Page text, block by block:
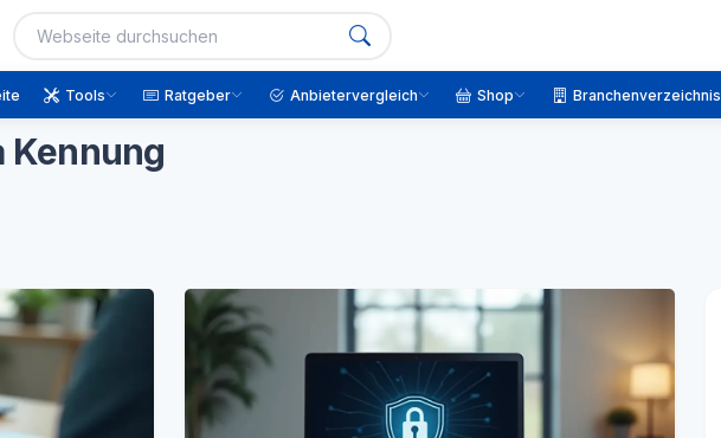
Tools Ratgeber Anbietervergleich Shop Branchenverzeichnis
Kennung